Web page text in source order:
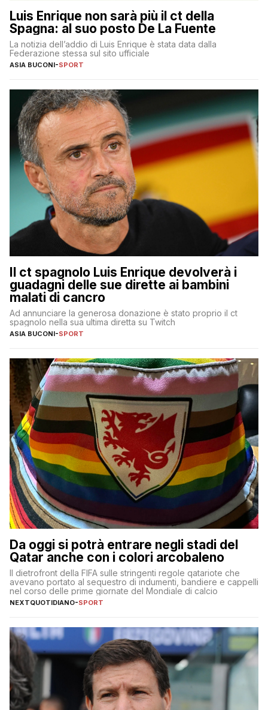
Luis Enrique non sarà più il ct della
Spagna: al suo posto De La Fuente
La notizia dell’addio di Luis Enrique è stata data dalla
Federazione stessa sul sito ufficiale
ASIA BUCONI-SPORT
Il ct spagnolo Luis Enrique devolverà i
guadagni delle sue dirette ai bambini
malati di cancro
Ad annunciare la generosa donazione è stato proprio il ct
spagnolo nella sua ultima diretta su Twitch
ASIA BUCONI-SPORT
Da oggi si potrà entrare negli stadi del
Qatar anche con i colori arcobaleno
Il dietrofront della FIFA sulle stringenti regole qatariote che
avevano portato al sequestro di indumenti, bandiere e cappelli
nel corso delle prime giornate del Mondiale di calcio
NEXTQUOTIDIANO-SPORT